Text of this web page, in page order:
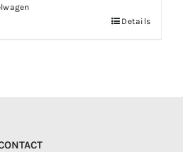
Details